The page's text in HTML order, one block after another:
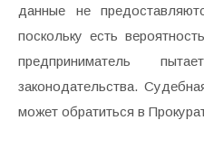
данные не
поскольку есть
предприниматель
законодательства.
может обратиться в